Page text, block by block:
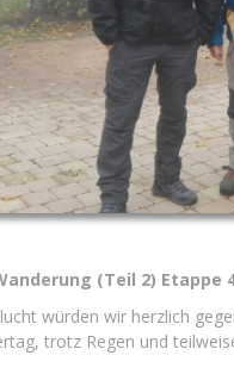
(Teil 2) Etappe
würden wir herzlich
trotz Regen und